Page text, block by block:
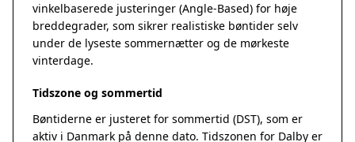
vinkelbaserede justeringer (Angle-Based) for høje
breddegrader, som sikrer realistiske bøntider selv
under de lyseste sommernætter og de mørkeste
vinterdage.
Tidszone og sommertid
Bøntiderne er justeret for sommertid (DST), som er
aktiv i Danmark på denne dato. Tidszonen for Dalby er